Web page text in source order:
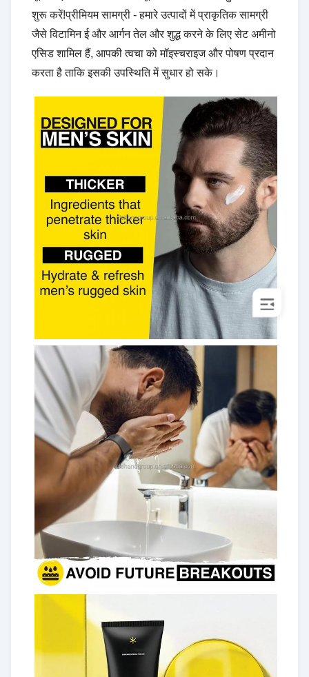
शुरू करें!प्रीमियम सामग्री - हमारे उत्पादों में प्राकृतिक सामग्री
जैसे विटामिन ई और आर्गन तेल और शुद्ध करने के लिए सेट अमीनो
एसिड शामिल हैं, आपकी त्वचा को मॉइस्चराइज और पोषण प्रदान
करता है ताकि इसकी उपस्थिति में सुधार हो सके।